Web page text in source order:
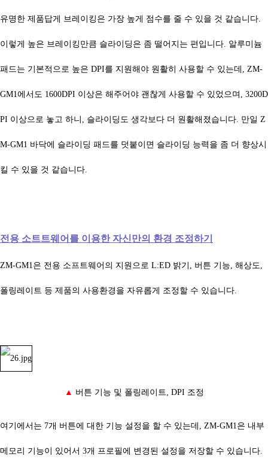
유명한 제품답게 브레이킹은 가장 높게 점수를 줄 수 있을 것 같습니다.
이렇게 높은 브레이킹만큼 슬라이딩은 좀 떨어지는 편입니다. 알루미늄
패드는 기본적으로 높은 DPI를 지원해야 원활히 사용할 수 있는데, ZM-
GM1에서도 1600DPI 이상은 해주어야 괜찮게 사용할 수 있었으며, 3200D
PI 이상으로 놓고 하니, 슬라이딩도 생각보다 더 원활해졌습니다. 만일 Z
M-GM1 바닥에 슬라이딩 패드를 덧붙이면 슬라이딩 능력을 좀 더 향상시
킬 수 있을 것 같습니다.
전용 소트트웨어를 이용한 자신만의 환경 조정하기
ZM-GM1은 전용 소프트웨어의 지원으로 L:ED 밝기, 버튼 기능, 해상도,
폴링레이트 등 제품의 사용환경을 자유롭게 조정할 수 있습니다.
▲ 버튼 기능 및 폴링레이트, DPI 조정
여기에서는 7개 버튼에 대한 기능 설정을 할 수 있는데, ZM-GM1은 내부
메모리 기능이 있어서 3개 프로필에 변경된 설정을 저장할 수 있습니다.